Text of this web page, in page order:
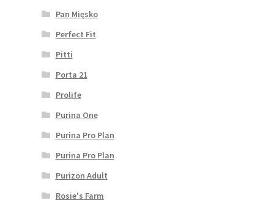
Pan Mięsko
Perfect Fit
Pitti
Porta 21
Prolife
Purina One
Purina Pro Plan
Purina Pro Plan
Purizon Adult
Rosie's Farm